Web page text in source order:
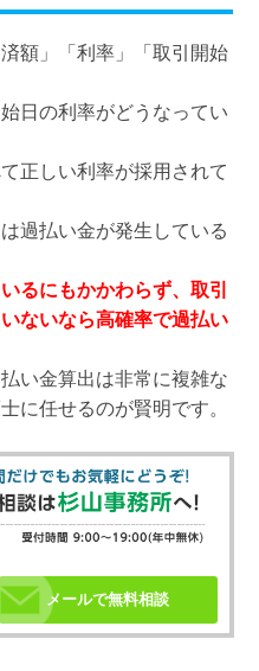
額」「利率」「取引開始
日の利率がどうなってい
正しい利率が採用されて
過払い金が発生している
るにもかかわらず、取引
ないなら高確率で過払い
い金算出は非常に複雑な
に任せるのが賢明です。
メールで無料相談